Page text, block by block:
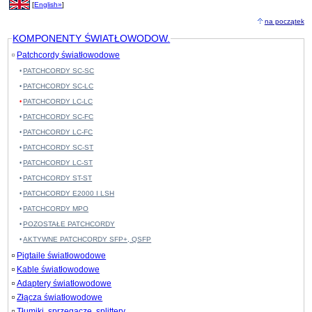
[English»]
na początek
KOMPONENTY ŚWIATŁOWODOW.
Patchcordy światłowodowe
PATCHCORDY SC-SC
PATCHCORDY SC-LC
PATCHCORDY LC-LC
PATCHCORDY SC-FC
PATCHCORDY LC-FC
PATCHCORDY SC-ST
PATCHCORDY LC-ST
PATCHCORDY ST-ST
PATCHCORDY E2000 I LSH
PATCHCORDY MPO
POZOSTAŁE PATCHCORDY
AKTYWNE PATCHCORDY SFP+, QSFP
Pigtaile światłowodowe
Kable światłowodowe
Adaptery światłowodowe
Złącza światłowodowe